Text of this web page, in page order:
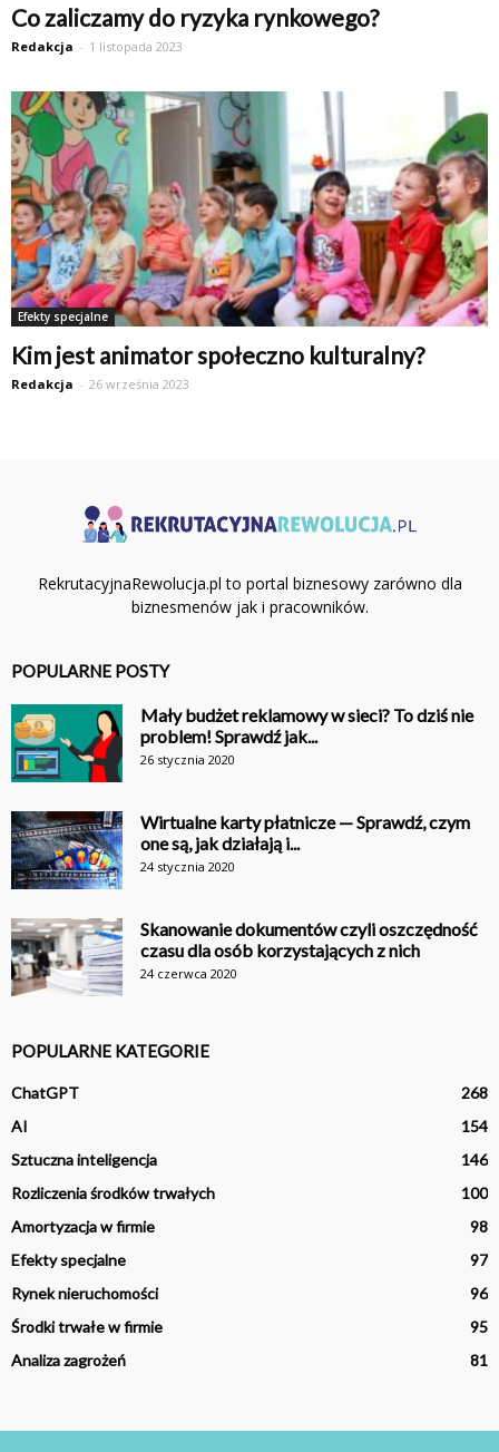
Co zaliczamy do ryzyka rynkowego?
Redakcja - 1 listopada 2023
Efekty specjalne
Kim jest animator społeczno kulturalny?
Redakcja - 26 września 2023
RekrutacyjnaRewolucja.pl to portal biznesowy zarówno dla
biznesmenów jak i pracowników.
POPULARNE POSTY
Mały budżet reklamowy w sieci? To dziś nie
problem! Sprawdź jak...
26 stycznia 2020
Wirtualne karty płatnicze — Sprawdź, czym
one są, jak działają i...
24 stycznia 2020
Skanowanie dokumentów czyli oszczędność
czasu dla osób korzystających z nich
24 czerwca 2020
POPULARNE KATEGORIE
ChatGPT
268
AI
154
Sztuczna inteligencja
146
Rozliczenia środków trwałych
100
Amortyzacja w firmie
98
Efekty specjalne
97
Rynek nieruchomości
96
Środki trwałe w firmie
95
Analiza zagrożeń
81